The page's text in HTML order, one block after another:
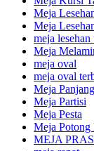
Meja
Meja
meja
Meja
meja oval
meja oval
Meja Panjang
Meja Partisi
Meja Pesta
Meja Potong
MEJA